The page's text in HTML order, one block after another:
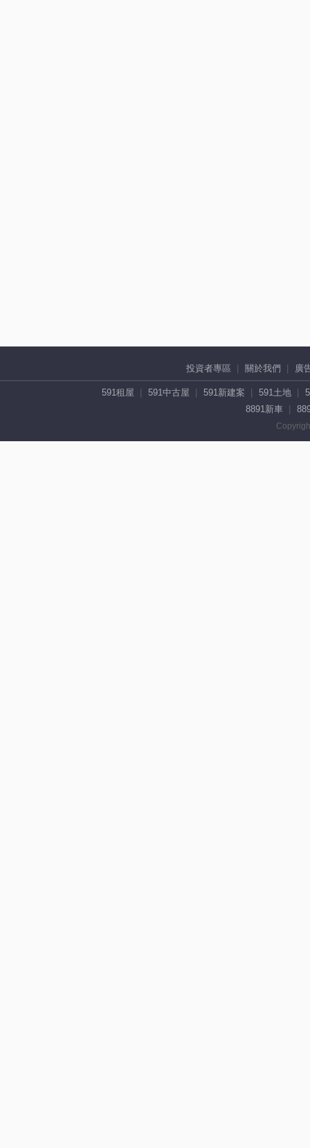
投資者專區 關於我們 廣
591租屋 591中古屋 591新建案 591土地
8891新車